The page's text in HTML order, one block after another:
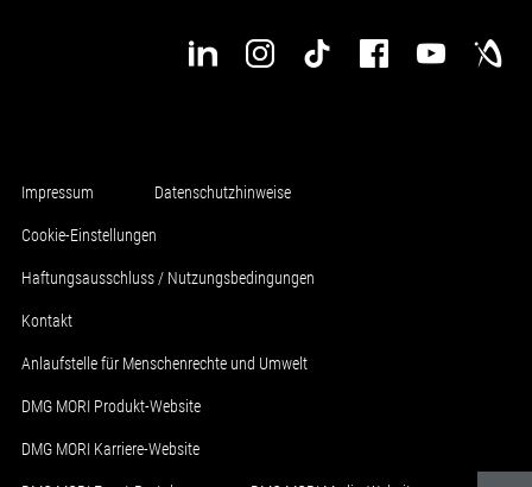
Impressum Datenschutzhinweise
Cookie-Einstellungen
Haftungsausschluss / Nutzungsbedingungen
Kontakt
Anlaufstelle für Menschenrechte und Umwelt
DMG MORI Produkt-Website
DMG MORI Karriere-Website